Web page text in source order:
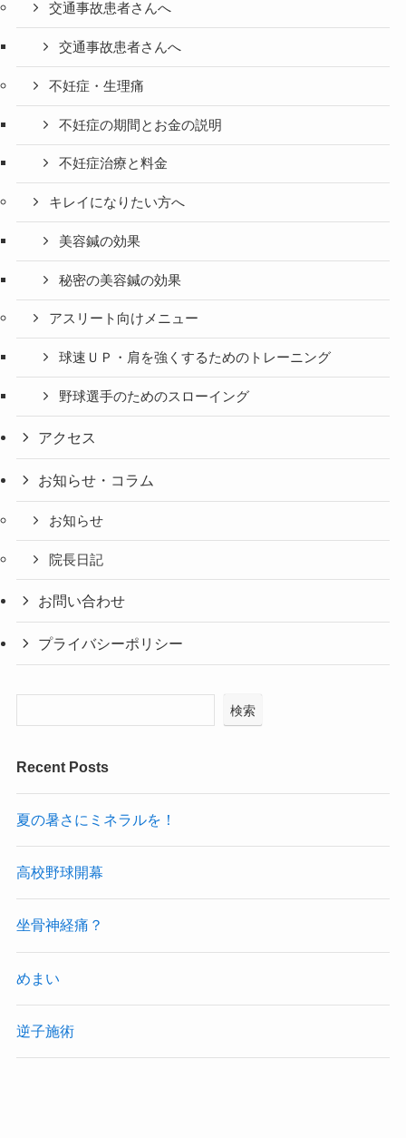
交通事故患者さんへ
交通事故患者さんへ
不妊症・生理痛
不妊症の期間とお金の説明
不妊症治療と料金
キレイになりたい方へ
美容鍼の効果
秘密の美容鍼の効果
アスリート向けメニュー
球速ＵＰ・肩を強くするためのトレーニング
野球選手のためのスローイング
アクセス
お知らせ・コラム
お知らせ
院長日記
お問い合わせ
プライバシーポリシー
検索
Recent Posts
夏の暑さにミネラルを！
高校野球開幕
坐骨神経痛？
めまい
逆子施術